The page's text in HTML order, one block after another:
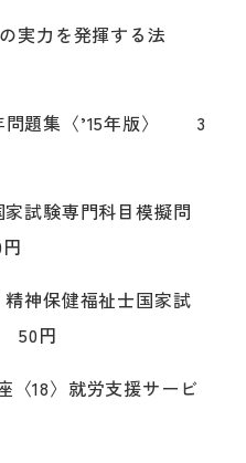
の実力を発揮する法
問題集〈’15年版〉 3
試験専門科目模擬問
神保健福祉士国家試
50円
〈18〉就労支援サービ